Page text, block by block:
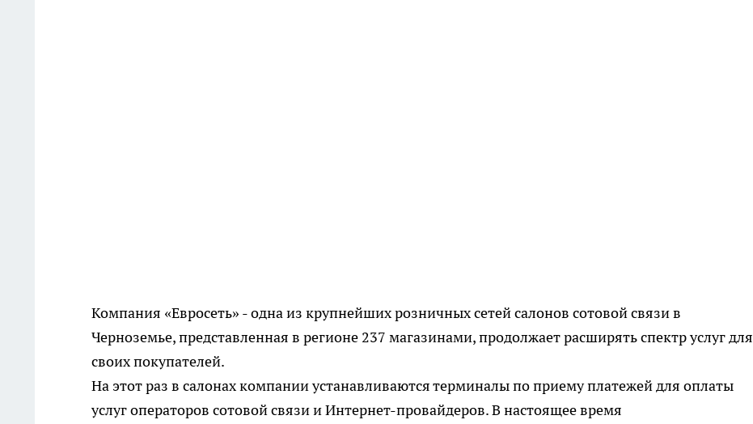
Компания «Евросеть» - одна из крупнейших розничных сетей салонов сотовой связи в
Черноземье, представленная в регионе 237 магазинами, продолжает расширять спектр услуг для
своих покупателей.
На этот раз в салонах компании устанавливаются терминалы по приему платежей для оплаты
услуг операторов сотовой связи и Интернет-провайдеров. В настоящее время